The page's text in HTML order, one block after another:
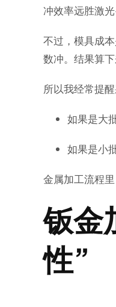
冲效率远胜激
不过，模具成
数冲。结果算
所以我经常提醒
如果是大
如果是小
金属加工流程
钣金
性”